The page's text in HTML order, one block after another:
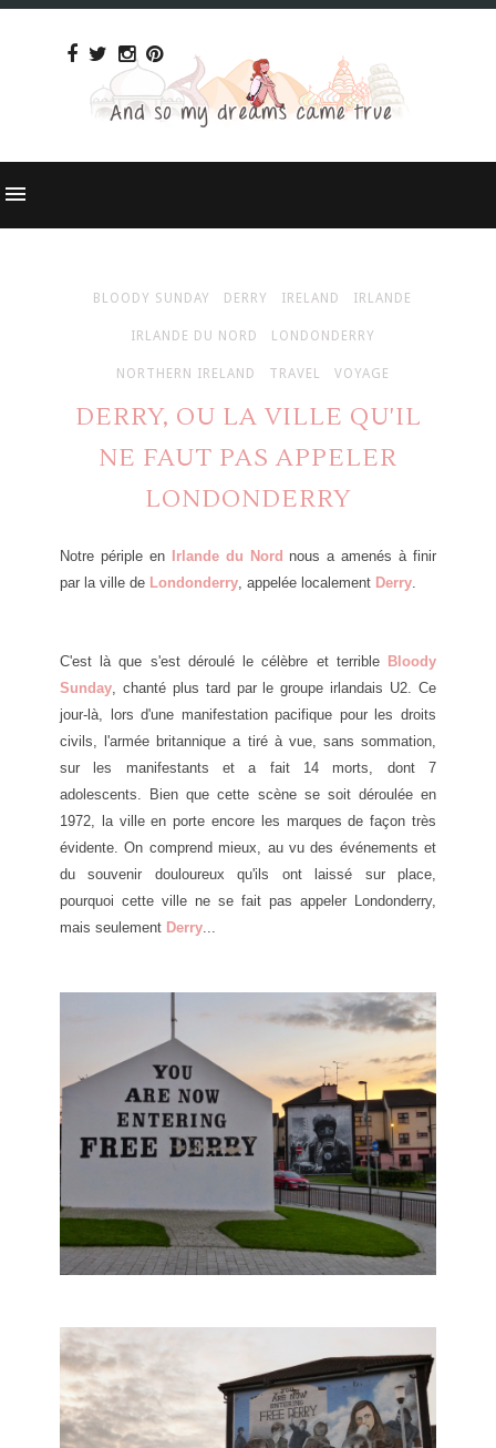
BLOODY SUNDAY DERRY IRELAND IRLANDE
IRLANDE DU NORD LONDONDERRY
NORTHERN IRELAND TRAVEL VOYAGE
DERRY, OU LA VILLE QU'IL
NE FAUT PAS APPELER
LONDONDERRY
Notre périple en Irlande du Nord nous a amenés à finir
par la ville de Londonderry, appelée localement Derry.
C'est là que s'est déroulé le célèbre et terrible Bloody
Sunday, chanté plus tard par le groupe irlandais U2. Ce
jour-là, lors d'une manifestation pacifique pour les droits
civils, l'armée britannique a tiré à vue, sans sommation,
sur les manifestants et a fait 14 morts, dont 7
adolescents. Bien que cette scène se soit déroulée en
1972, la ville en porte encore les marques de façon très
évidente. On comprend mieux, au vu des événements et
du souvenir douloureux qu'ils ont laissé sur place,
pourquoi cette ville ne se fait pas appeler Londonderry,
mais seulement Derry...